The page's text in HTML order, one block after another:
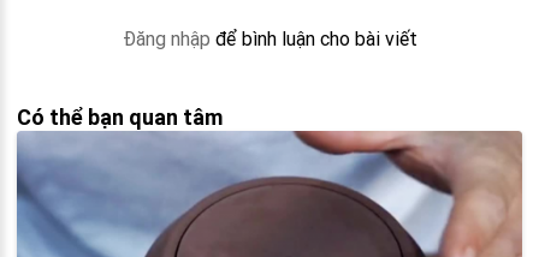
Đăng nhập để bình luận cho bài viết
Có thể bạn quan tâm